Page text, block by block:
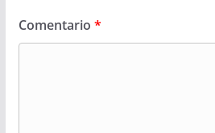
Comentario *